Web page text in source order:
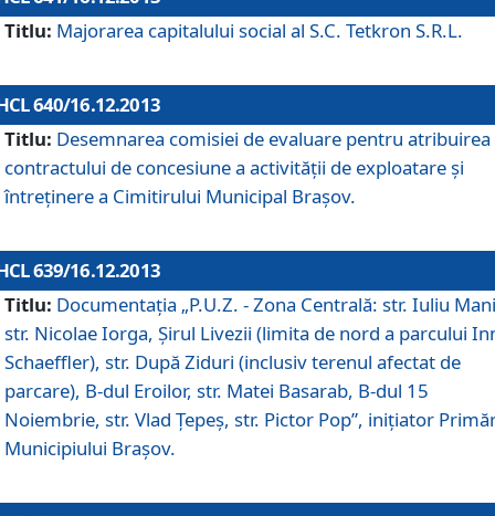
Titlu: Majorarea capitalului social al S.C. Tetkron S.R.L.
640/16.12.2013
Titlu: Desemnarea comisiei de evaluare pentru atribuirea
contractului de concesiune a activităţii de exploatare şi
întreţinere a Cimitirului Municipal Braşov.
639/16.12.2013
Titlu: Documentaţia „P.U.Z. - Zona Centrală: str. Iuliu
str. Nicolae Iorga, Şirul Livezii (limita de nord a parcului
Schaeffler), str. După Ziduri (inclusiv terenul afectat de
parcare), B-dul Eroilor, str. Matei Basarab, B-dul 15
Noiembrie, str. Vlad Ţepeş, str. Pictor Pop”, iniţiator
Municipiului Braşov.